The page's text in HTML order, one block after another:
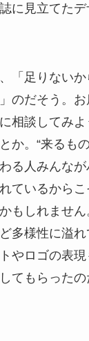
に見立てた
「足りない
のだそう。お
談してみよ
か。“来るも
る人みんな
ているから
もしれませ
多様性に溢
やロゴの表
てもらったの